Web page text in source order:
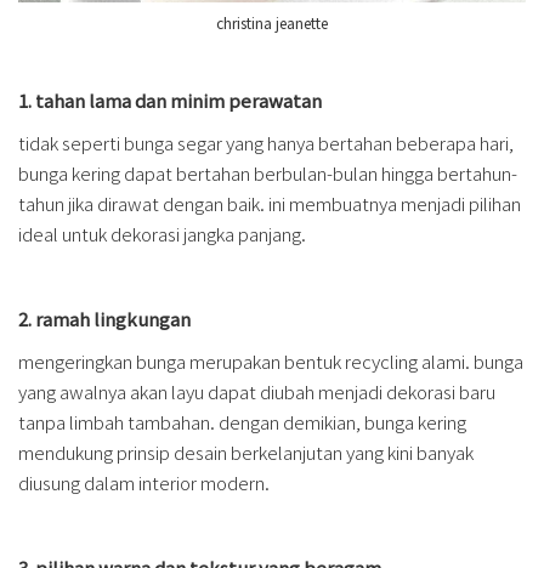
christina jeanette
1. tahan lama dan minim perawatan
tidak seperti bunga segar yang hanya bertahan beberapa hari,
bunga kering dapat bertahan berbulan-bulan hingga bertahun-
tahun jika dirawat dengan baik. ini membuatnya menjadi pilihan
ideal untuk dekorasi jangka panjang.
2. ramah lingkungan
mengeringkan bunga merupakan bentuk recycling alami. bunga
yang awalnya akan layu dapat diubah menjadi dekorasi baru
tanpa limbah tambahan. dengan demikian, bunga kering
mendukung prinsip desain berkelanjutan yang kini banyak
diusung dalam interior modern.